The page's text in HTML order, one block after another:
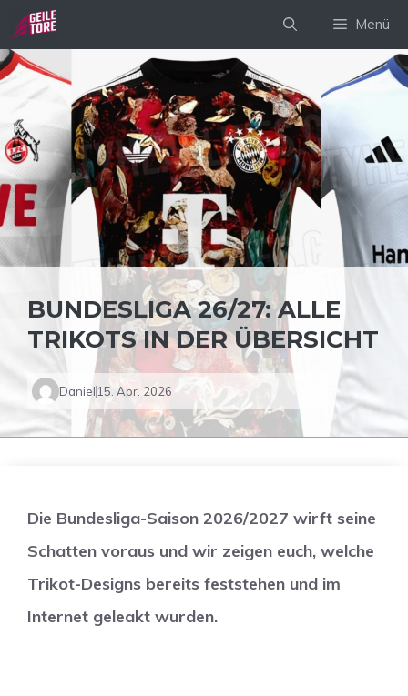
Zum
Inhalt
springen
Menü
BUNDESLIGA 26/27: ALLE
TRIKOTS IN DER ÜBERSICHT
Daniel 15. Apr. 2026
Die Bundesliga-Saison 2026/2027 wirft seine
Schatten voraus und wir zeigen euch, welche
Trikot-Designs bereits feststehen und im
Internet geleakt wurden.